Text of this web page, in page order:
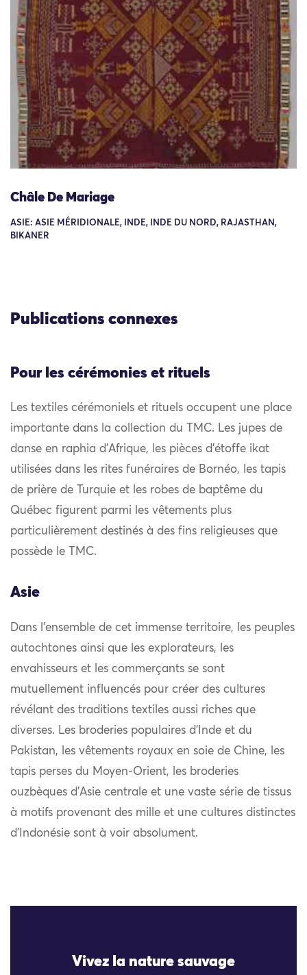
Châle De Mariage
ASIE: ASIE MÉRIDIONALE, INDE, INDE DU NORD, RAJASTHAN,
BIKANER
Publications connexes
Pour les cérémonies et rituels
Les textiles cérémoniels et rituels occupent une place
importante dans la collection du TMC. Les jupes de
danse en raphia d’Afrique, les pièces d’étoffe ikat
utilisées dans les rites funéraires de Bornéo, les tapis
de prière de Turquie et les robes de baptême du
Québec figurent parmi les vêtements plus
particulièrement destinés à des fins religieuses que
possède le TMC.
Asie
Dans l’ensemble de cet immense territoire, les peuples
autochtones ainsi que les explorateurs, les
envahisseurs et les commerçants se sont
mutuellement influencés pour créer des cultures
révélant des traditions textiles aussi riches que
diverses. Les broderies populaires d’Inde et du
Pakistan, les vêtements royaux en soie de Chine, les
tapis perses du Moyen-Orient, les broderies
ouzbèques d’Asie centrale et une vaste série de tissus
à motifs provenant des mille et une cultures distinctes
d’Indonésie sont à voir absolument.
Vivez la nature sauvage